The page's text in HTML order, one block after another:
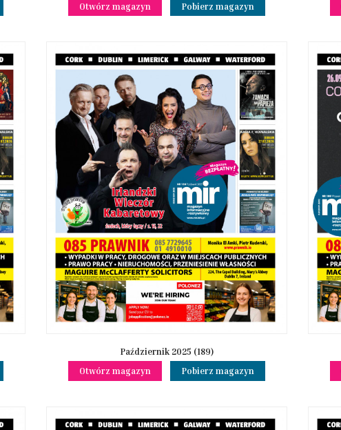
Otwórz magazyn
Pobierz magazyn
Październik 2025 (189)
Otwórz magazyn
Pobierz magazyn